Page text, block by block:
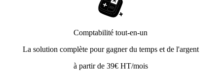
Comptabilité tout-en-un
La solution complète pour gagner du temps et de l'argent
à partir de 39€ HT/mois